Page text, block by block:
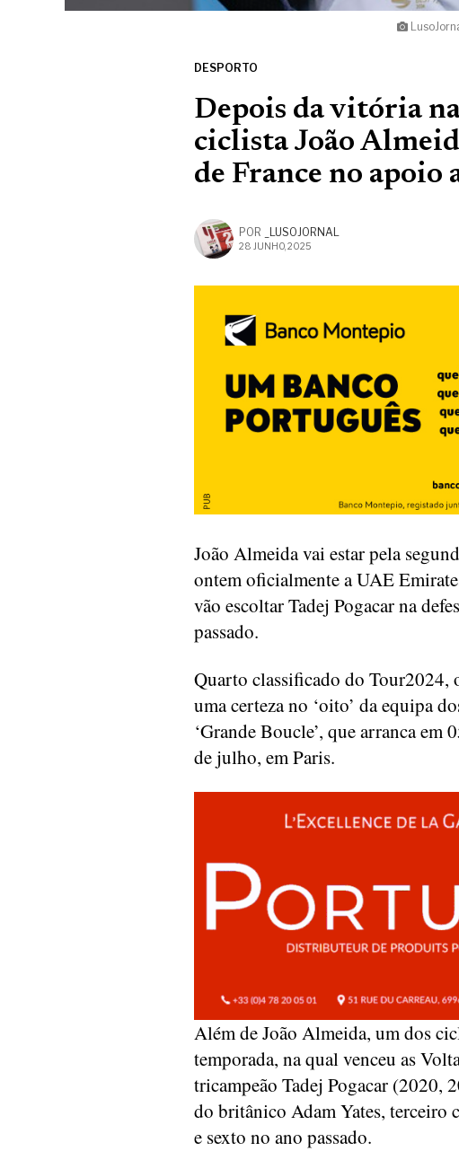
DESPORTO
Depois da vitória
ciclista João
de France no apoio
POR _LUSOJORNAL
28 JUNHO, 2025
João Almeida vai estar pela
ontem oficialmente a UAE
vão escoltar Tadej Pogacar na
passado.
Quarto classificado do Tour2024,
uma certeza no ‘oito’ da equipa
‘Grande Boucle’, que arranca
de julho, em Paris.
Além de João Almeida, um dos
temporada, na qual venceu as
tricampeão Tadej Pogacar (2020,
do britânico Adam Yates, terceiro
e sexto no ano passado.